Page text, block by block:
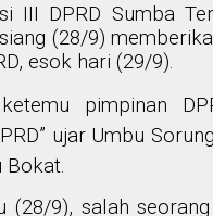
III DPRD Sumba
(28/9)
esok hari (29/9).
pimpinan
ujar Umbu
Bokat.
(28/9), salah